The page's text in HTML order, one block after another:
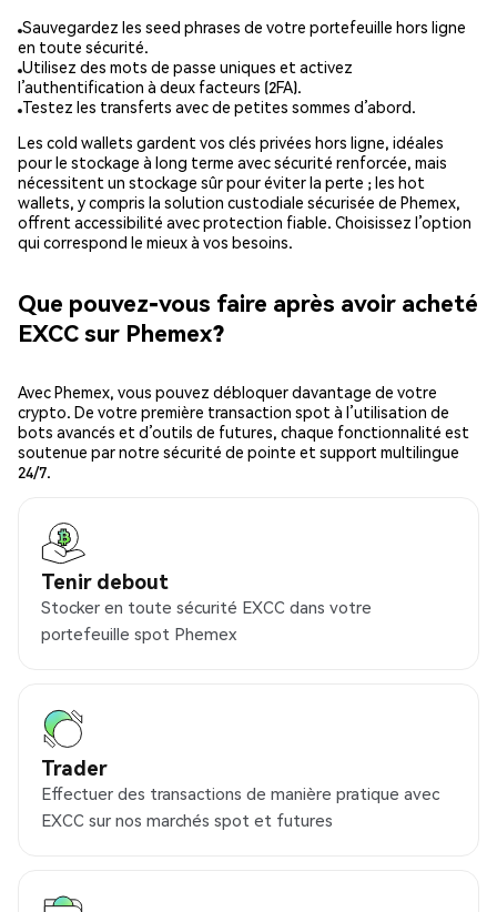
Sauvegardez les seed phrases de votre portefeuille hors ligne
en toute sécurité.
Utilisez des mots de passe uniques et activez
l’authentification à deux facteurs (2FA).
Testez les transferts avec de petites sommes d’abord.
Les cold wallets gardent vos clés privées hors ligne, idéales
pour le stockage à long terme avec sécurité renforcée, mais
nécessitent un stockage sûr pour éviter la perte ; les hot
wallets, y compris la solution custodiale sécurisée de Phemex,
offrent accessibilité avec protection fiable. Choisissez l’option
qui correspond le mieux à vos besoins.
Que pouvez-vous faire après avoir acheté
EXCC sur Phemex?
Avec Phemex, vous pouvez débloquer davantage de votre
crypto. De votre première transaction spot à l’utilisation de
bots avancés et d’outils de futures, chaque fonctionnalité est
soutenue par notre sécurité de pointe et support multilingue
24/7.
Tenir debout
Stocker en toute sécurité EXCC dans votre
portefeuille spot Phemex
Trader
Effectuer des transactions de manière pratique avec
EXCC sur nos marchés spot et futures